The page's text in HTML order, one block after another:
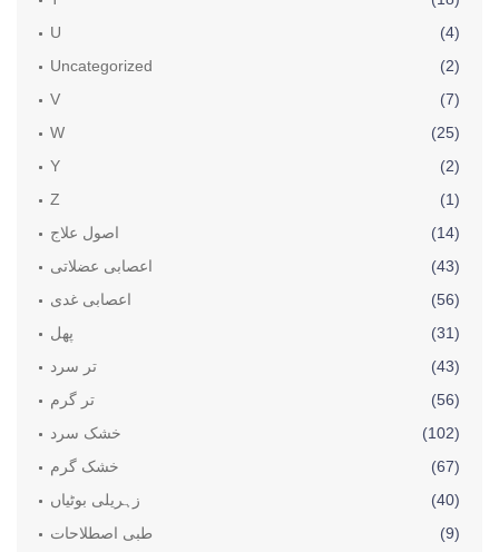
U
(4)
Uncategorized
(2)
V
(7)
W
(25)
Y
(2)
Z
(1)
اصول علاج
(14)
اعصابی عضلاتی
(43)
اعصابی غدی
(56)
پھل
(31)
تر سرد
(43)
تر گرم
(56)
خشک سرد
(102)
خشک گرم
(67)
زہریلی بوٹیاں
(40)
طبی اصطلاحات
(9)